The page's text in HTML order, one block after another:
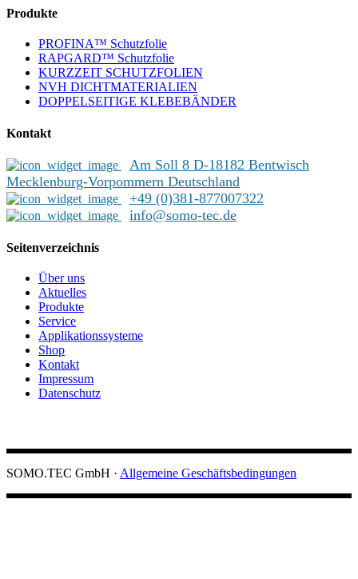
Produkte
PROFINA™ Schutzfolie
RAPGARD™ Schutzfolie
KURZZEIT SCHUTZFOLIEN
NVH DICHTMATERIALIEN
DOPPELSEITIGE KLEBEBÄNDER
Kontakt
Am Soll 8 D-18182 Bentwisch
Mecklenburg-Vorpommern Deutschland
+49 (0)381-877007322
info@somo-tec.de
Seitenverzeichnis
Über uns
Aktuelles
Produkte
Service
Applikationssysteme
Shop
Kontakt
Impressum
Datenschutz
SOMO.TEC GmbH · Allgemeine Geschäftsbedingungen